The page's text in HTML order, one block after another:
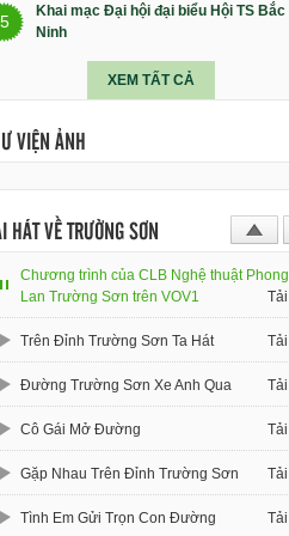
5
Khai mạc Đại hội đại biểu Hội TS Bắc
Ninh
XEM TẤT CẢ
VIỆN ẢNH
HÁT VỀ TRƯỜNG SƠN
Chương trình của CLB Nghệ thuật Phong
Lan Trường Sơn trên VOV1
Tải
Trên Đỉnh Trường Sơn Ta Hát Tải
Đường Trường Sơn Xe Anh Qua Tải
Cô Gái Mở Đường Tải
Gặp Nhau Trên Đỉnh Trường Sơn Tải
Tình Em Gửi Trọn Con Đường Tải